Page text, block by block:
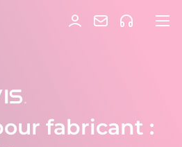
fabricant :